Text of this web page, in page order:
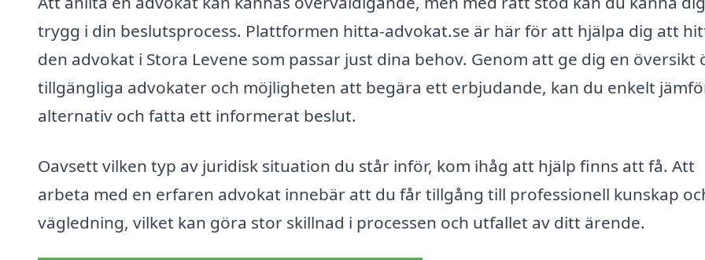
trygg i din beslutsprocess. Plattformen hitta-advokat.se är här för att hjälpa dig att
den advokat i Stora Levene som passar just dina behov. Genom att ge dig en översikt
tillgängliga advokater och möjligheten att begära ett erbjudande, kan du enkelt
alternativ och fatta ett informerat beslut.
Oavsett vilken typ av juridisk situation du står inför, kom ihåg att hjälp finns att få. Att
arbeta med en erfaren advokat innebär att du får tillgång till professionell kunskap
vägledning, vilket kan göra stor skillnad i processen och utfallet av ditt ärende.